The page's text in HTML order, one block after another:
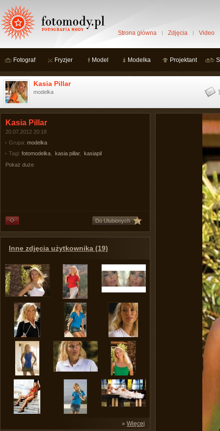
Strona główna Zdjęcia Video
Fotograf Fryzjer Model Modelka Projektant
Kasia Pillar
modelka
Kasia Pillar
20.07.2012 20:18
Grupa: modelka
Tagi: fotomodelka kasia pillar,
kasiapil
Pokaż duże
Do Ulubionych
Inne zdjęcia użytkownika (19)
» Więcej